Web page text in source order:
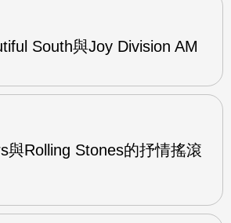
South與Joy Division AM
與Rolling Stones的抒情搖滾